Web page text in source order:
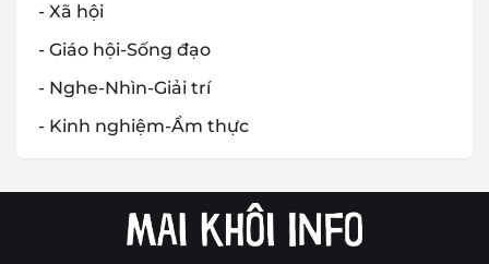
- Xã hội
- Giáo hội-Sống đạo
- Nghe-Nhìn-Giải trí
- Kinh nghiệm-Ẩm thực